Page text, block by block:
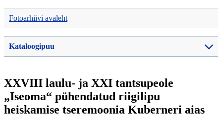
Fotoarhiivi avaleht
Kataloogipuu
XXVIII laulu- ja XXI tantsupeole
„Iseoma“ pühendatud riigilipu
heiskamise tseremoonia Kuberneri aias